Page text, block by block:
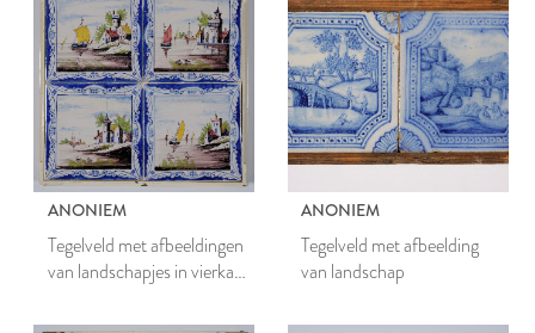
ANONIEM
Tegelveld met afbeeldingen
van landschapjes in vierkant
ANONIEM
Tegelveld met afbeelding
van landschap